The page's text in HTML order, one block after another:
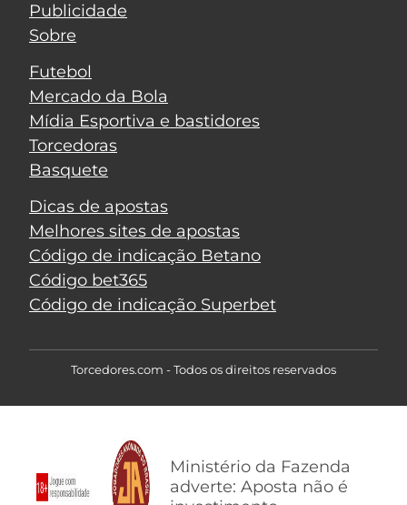
Publicidade
Sobre
Futebol
Mercado da Bola
Mídia Esportiva e bastidores
Torcedoras
Basquete
Dicas de apostas
Melhores sites de apostas
Código de indicação Betano
Código bet365
Código de indicação Superbet
Torcedores.com - Todos os direitos reservados
Ministério da Fazenda
adverte: Aposta não é